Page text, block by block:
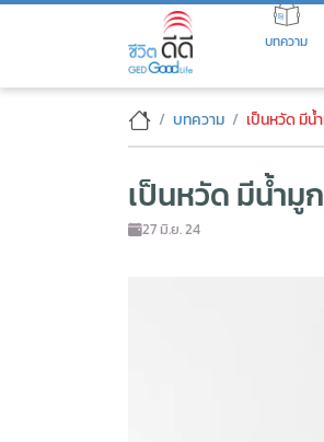
Skip
บทความ
เป็นหวัด มีน้ำมูกเรื้อ
บทความ เป็นหวัด มีน้
เป็นหวัด มีน้ำมู
27 มิ.ย. 24